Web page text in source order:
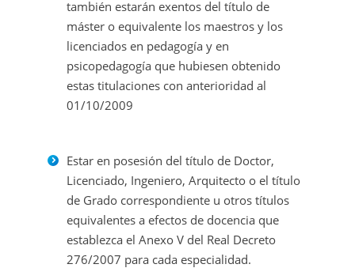
también estarán exentos del título de
máster o equivalente los maestros y los
licenciados en pedagogía y en
psicopedagogía que hubiesen obtenido
estas titulaciones con anterioridad al
01/10/2009
Estar en posesión del título de Doctor,
Licenciado, Ingeniero, Arquitecto o el título
de Grado correspondiente u otros títulos
equivalentes a efectos de docencia que
establezca el Anexo V del Real Decreto
276/2007 para cada especialidad.